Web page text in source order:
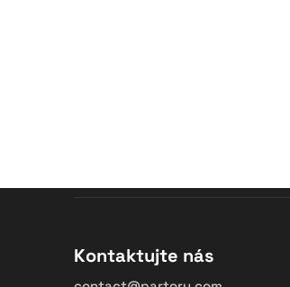
Kontaktujte nás